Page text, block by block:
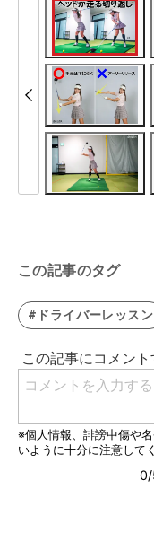
この記事のタグ
#ドライバーレッスン